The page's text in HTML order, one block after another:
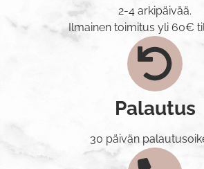
2-4 arkipäivää.
Ilmainen toimitus yli 60€
Palautus
30 päivän